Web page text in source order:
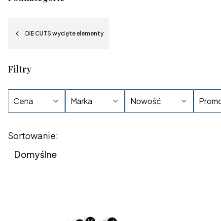
DIE CUTS wycięte elementy
Filtry
Cena Marka Nowość
Lista produktów
Sortowanie:
Domyślne